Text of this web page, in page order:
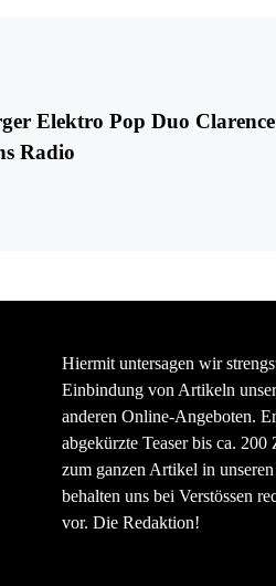
Elektro Pop Duo
Radio
Hiermit untersagen wir
Einbindung von Artikeln
anderen Online-Angeboten.
abgekürzte Teaser bis ca.
zum ganzen Artikel in
behalten uns bei Verstössen
vor. Die Redaktion!